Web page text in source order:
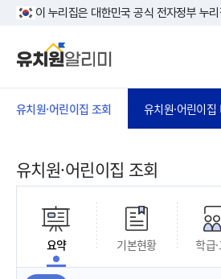
본문 바로가기
이 누리집은 대한민국 공식 전자정부 누
유치원·어린이집 조회 유치원·어린이집
유치원·어린이집 조회
요약 기본현황 학급